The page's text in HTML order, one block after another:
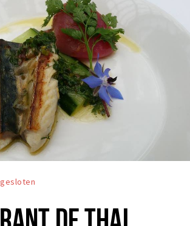
& blogs
gesloten